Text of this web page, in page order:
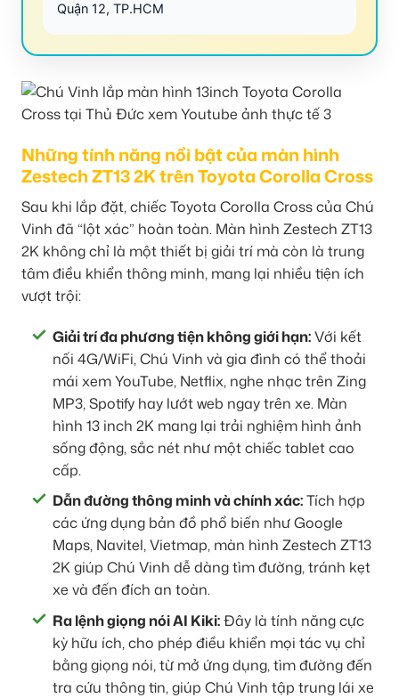
Quận 12, TP.HCM
Những tính năng nổi bật của màn hình
Zestech ZT13 2K trên Toyota Corolla Cross
Sau khi lắp đặt, chiếc Toyota Corolla Cross của Chú
Vinh đã “lột xác” hoàn toàn. Màn hình Zestech ZT13
2K không chỉ là một thiết bị giải trí mà còn là trung
tâm điều khiển thông minh, mang lại nhiều tiện ích
vượt trội:
Giải trí đa phương tiện không giới hạn:Với kết
nối 4G/WiFi, Chú Vinh và gia đình có thể thoải
mái xem YouTube, Netflix, nghe nhạc trên Zing
MP3, Spotify hay lướt web ngay trên xe. Màn
hình 13 inch 2K mang lại trải nghiệm hình ảnh
sống động, sắc nét như một chiếc tablet cao
cấp.
Dẫn đường thông minh và chính xác:Tích hợp
các ứng dụng bản đồ phổ biến như Google
Maps, Navitel, Vietmap, màn hình Zestech ZT13
2K giúp Chú Vinh dễ dàng tìm đường, tránh kẹt
xe và đến đích an toàn.
Ra lệnh giọng nói AI Kiki:Đây là tính năng cực
kỳ hữu ích, cho phép điều khiển mọi tác vụ chỉ
bằng giọng nói, từ mở ứng dụng, tìm đường đến
tra cứu thông tin, giúp Chú Vinh tập trung lái xe